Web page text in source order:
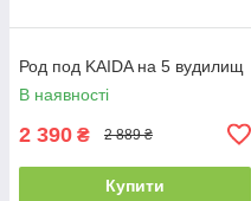
Род под KAIDA на 5 вудилищ
В наявності
2 390 ₴ 2 889 ₴
Купити